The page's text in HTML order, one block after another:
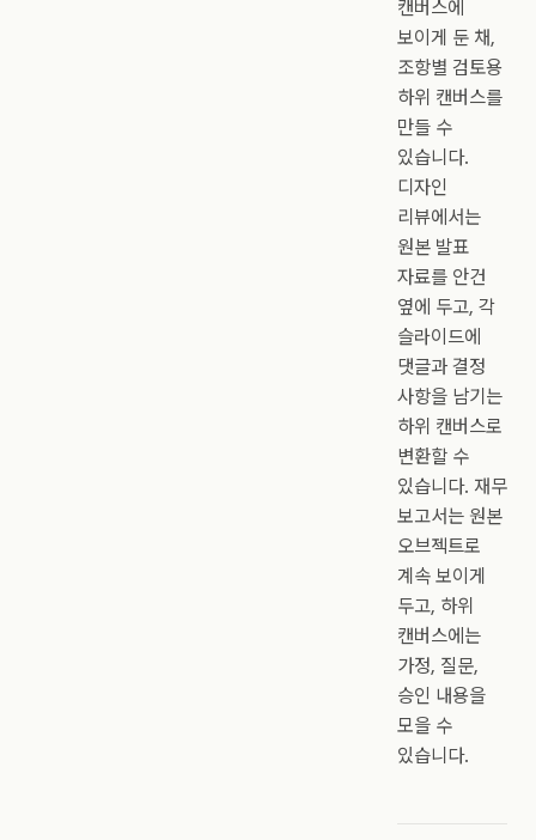
캔버스에
보이게 둔 채,
조항별 검토용
하위 캔버스를
만들 수
있습니다.
디자인
리뷰에서는
원본 발표
자료를 안건
옆에 두고, 각
슬라이드에
댓글과 결정
사항을 남기는
하위 캔버스로
변환할 수
있습니다. 재무
보고서는 원본
오브젝트로
계속 보이게
두고, 하위
캔버스에는
가정, 질문,
승인 내용을
모을 수
있습니다.